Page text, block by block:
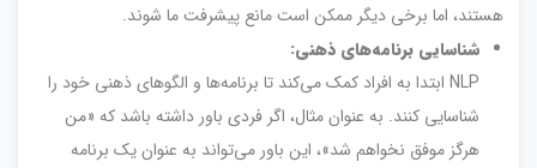
هستند، اما برخی دیگر ممکن است مانع پیشرفت ما شوند.
شناسایی برنامه‌های ذهنی:
NLP ابتدا به افراد کمک می‌کند تا برنامه‌ها و الگوهای ذهنی خود را
شناسایی کنند. به عنوان مثال، اگر فردی باور داشته باشد که «من
هرگز موفق نخواهم شد»، این باور می‌تواند به عنوان یک برنامه